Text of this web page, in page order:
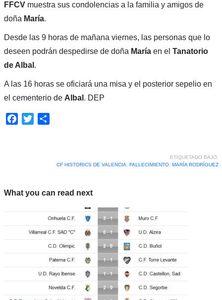
FFCVmuestra sus condolencias a la familia y amigos de
doña María.
Desde las 9 horas de mañana viernes, las personas que lo
deseen podrán despedirse de doña Maríaen el Tanatorio
de Albal .
A las 16 horas se oficiará una misa y el posterior sepelio en
el cementerio de Albal . DEP
Facebook
Twitter
ETIQUETADO BAJO:
CF HISTORICS DE VALENCIA, FALLECIMIENTO, MARÍA RODRÍGUEZ
What you can read next